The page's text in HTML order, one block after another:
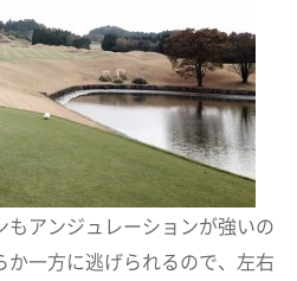
もアンジュレーションが強いの
一方に逃げられるので、左右